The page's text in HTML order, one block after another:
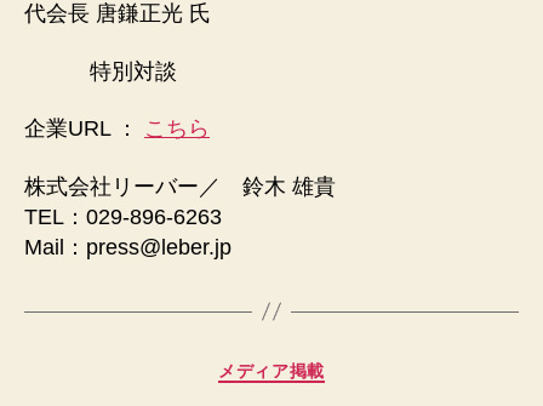
代会長 唐鎌正光 氏
特別対談
企業URL ： こちら
株式会社リーバー／ 鈴木 雄貴
TEL：029-896-6263
Mail：press@leber.jp
カ
メディア掲載